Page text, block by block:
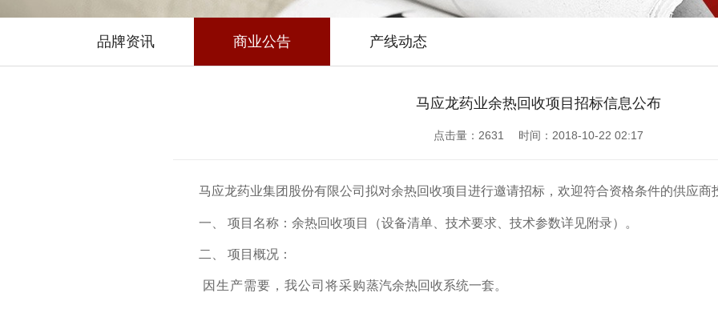
品牌资讯 商业公告 产线动态
马应龙药业余热回收项目招标信息公布
点击量： 2631 时间：2018-10-22 02:17
马应龙药业集团股份有限公司拟对余热回收项目进行邀请招标，欢迎符合资格条件的供应商
一、 项目名称：余热回收项目 （设备清单、技术要求、技术参数详见附录）。
二、 项目概况：
因生产需要，我公司将采购蒸汽余热回收系统一套。